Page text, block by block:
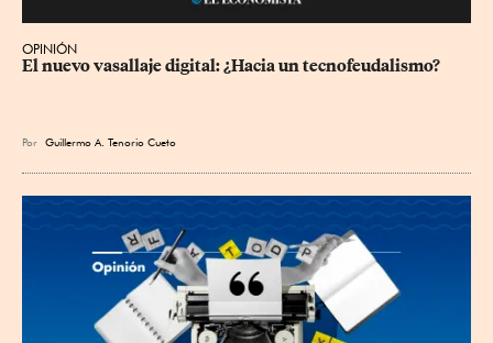
OPINIÓN
El nuevo vasallaje digital: ¿Hacia un tecnofeudalismo?
Por Guillermo A. Tenorio Cueto